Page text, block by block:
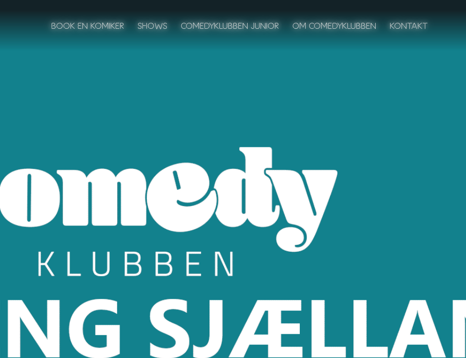
BOOK EN KOMIKER SHOWS COMEDYKLUBBEN JUNIOR OM COMEDYKLUBBEN KONTAKT